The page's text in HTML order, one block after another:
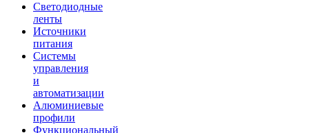
Светодиодные
ленты
Источники
питания
Системы
управления
и
автоматизации
Алюминиевые
профили
Функциональный